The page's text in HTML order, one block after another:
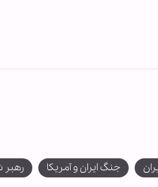
جنگ ایران و آمریکا رهبر